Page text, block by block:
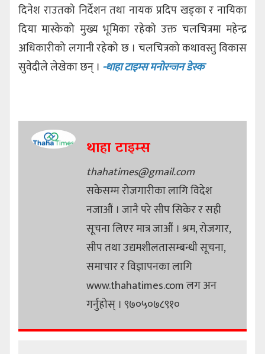
दिनेश राउतको निर्देशन तथा नायक प्रदिप खड्का र नायिका
दिया मास्केको मुख्य भूमिका रहेको उक्त चलचित्रमा महेन्द्र
अधिकारीको लगानी रहेको छ । चलचित्रको कथावस्तु विकास
सुवेदीले लेखेका छन् । -थाहा टाइम्स मनोरन्जन डेस्क
थाहा टाइम्स
thahatimes@gmail.com
सकेसम्म रोजगारीका लागि विदेश
नजाऔं । जानै परे सीप सिकेर र सही
सूचना लिएर मात्र जाऔं । श्रम, रोजगार,
सीप तथा उद्यमशीलतासम्बन्धी सूचना,
समाचार र विज्ञापनका लागि
www.thahatimes.com लग अन
गर्नुहोस् । ९७०५०७८९१०